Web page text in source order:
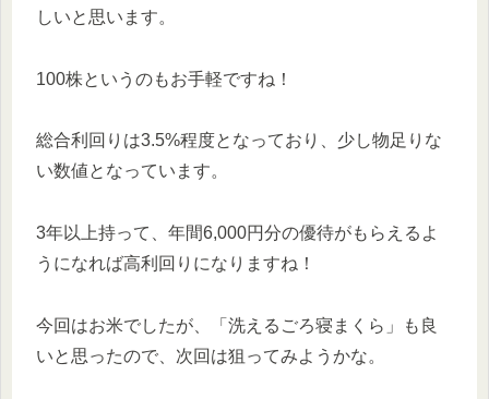
しいと思います。
100株というのもお手軽ですね！
総合利回りは3.5%程度となっており、少し物足りな
い数値となっています。
3年以上持って、年間6,000円分の優待がもらえるよ
うになれば高利回りになりますね！
今回はお米でしたが、「洗えるごろ寝まくら」も良
いと思ったので、次回は狙ってみようかな。